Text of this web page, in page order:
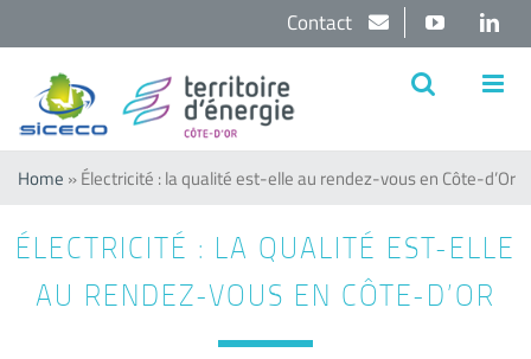
contenu
YouTube
Contact
Home »Électricité : la qualité est-elle au rendez-vous en Côte-d’Or
ÉLECTRICITÉ : LA QUALITÉ EST-ELLE
AU RENDEZ-VOUS EN CÔTE-D’OR